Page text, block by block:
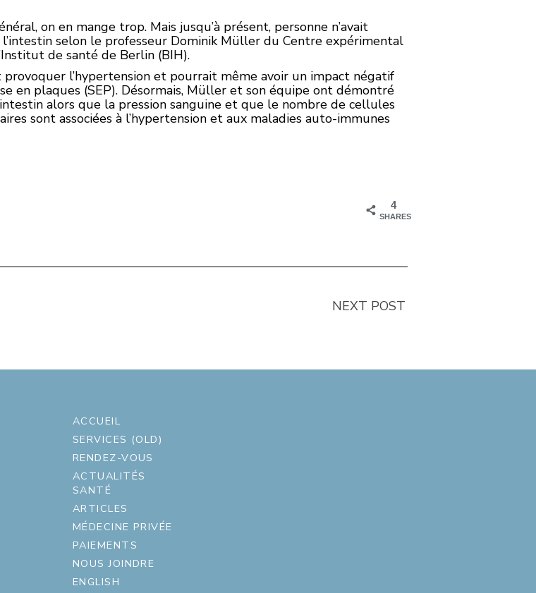
on en mange trop. Mais jusqu’à présent, personne n’avait
selon le professeur Dominik Müller du Centre expérimental
de santé de Berlin (BIH).
l’hypertension et pourrait même avoir un impact négatif
en plaques (SEP). Désormais, Müller et son équipe ont démontré
alors que la pression sanguine et que le nombre de cellules
sont associées à l’hypertension et aux maladies auto-immunes
4
SHARES
NEXT POST
ACCUEIL
SERVICES (OLD)
RENDEZ-VOUS
ACTUALITÉS
SANTÉ
ARTICLES
MÉDECINE PRIVÉE
PAIEMENTS
NOUS JOINDRE
ENGLISH